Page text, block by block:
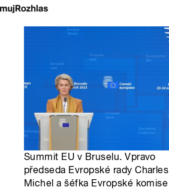
Summit EU v Bruselu. Vpravo
předseda Evropské rady Charles
Michel a šéfka Evropské komise